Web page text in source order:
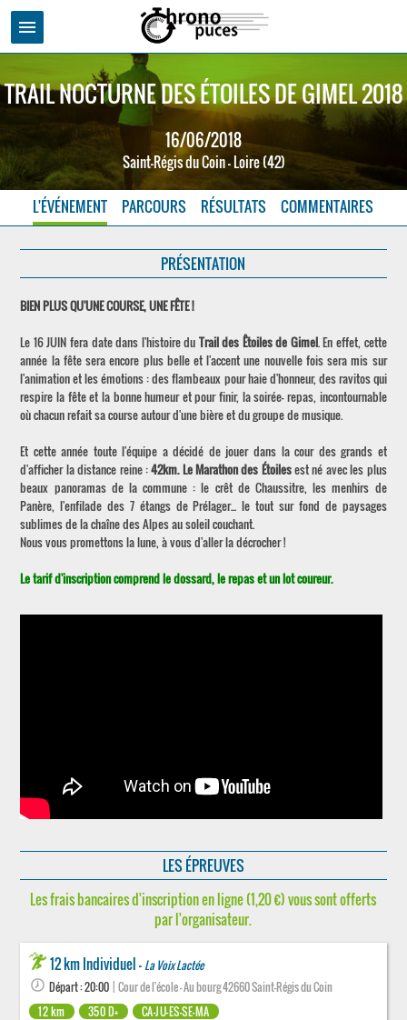
menu
TRAIL NOCTURNE DES ÉTOILES DE GIMEL 2018
16/06/2018
Saint-Régis du Coin - Loire (42)
L'ÉVÉNEMENT PARCOURS RÉSULTATS COMMENTAIRES
PRÉSENTATION
BIEN PLUS QU'UNE COURSE, UNE FÊTE !
Le 16 JUIN fera date dans l'histoire du Trail des Êtoiles de Gimel. En effet, cette
année la fête sera encore plus belle et l'accent une nouvelle fois sera mis sur
l'animation et les émotions : des flambeaux pour haie d'honneur, des ravitos qui
respire la fête et la bonne humeur et pour finir, la soirée- repas, incontournable
où chacun refait sa course autour d'une bière et du groupe de musique.
Et cette année toute l'équipe a décidé de jouer dans la cour des grands et
d'afficher la distance reine :42km. Le Marathon des Étoilesest né avec les plus
beaux panoramas de la commune : le crêt de Chaussitre, les menhirs de
Panère, l'enfilade des 7 étangs de Prélager... le tout sur fond de paysages
sublimes de la chaîne des Alpes au soleil couchant.
Nous vous promettons la lune, à vous d'aller la décrocher !
Le tarif d'inscription comprend le dossard, le repas et un lot coureur.
LES ÉPREUVES
Les frais bancaires d'inscription en ligne (1,20 €) vous sont offerts
par l'organisateur.
12 km Individuel - La Voix Lactée
Départ : 20:00 | Cour de l'école - Au bourg 42660 Saint-Régis du Coin
12 km
350 D+
CA-JU-ES-SE-MA